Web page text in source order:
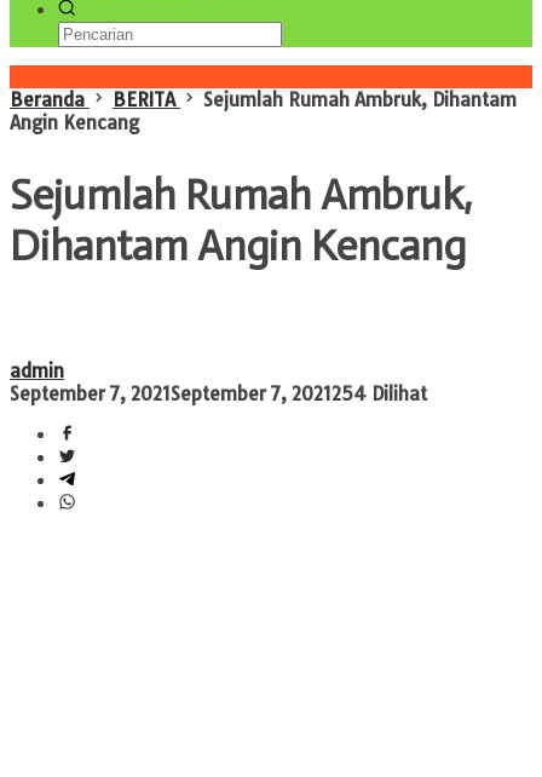
Beranda
BERITA
Sejumlah Rumah Ambruk, Dihantam
Angin Kencang
Sejumlah Rumah Ambruk,
Dihantam Angin Kencang
admin
September 7, 2021September 7, 2021254 Dilihat